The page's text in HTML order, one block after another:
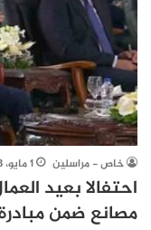
خاص - مراسلين 1 مايو، 2023
مصانع ضمن